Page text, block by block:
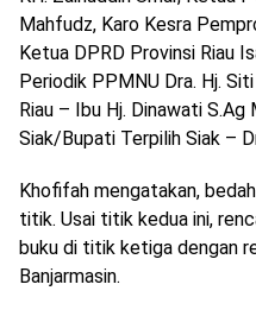
Mahfudz, Karo Kesra
Ketua DPRD Provinsi Riau
Periodik PPMNU Dra. Hj.
Riau – Ibu Hj. Dinawati
Siak/Bupati Terpilih Siak –
Khofifah mengatakan,
titik. Usai titik kedua ini,
buku di titik ketiga dengan
Banjarmasin.